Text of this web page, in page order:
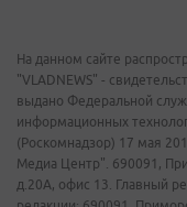
На данном сайте
"VLADNEWS" -
выдано Федеральной
информационных
(Роскомнадзор) 17 мая
Медиа Центр". 690091,
д.20А, офис 13. Главный